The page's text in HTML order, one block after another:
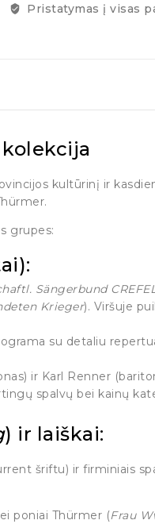
Pristatymas į visas
kultūrinį ir
grupes:
Sängerbund
Krieger). Viršuje
su detaliu
ir Karl Renner
spalvų bei kainų
) ir laiškai:
šriftu) ir firminiais
poniai Thürmer (Frau